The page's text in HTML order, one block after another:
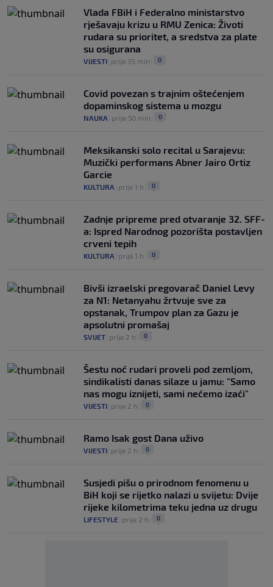
Juventusa već oduševljene: "Može biti
okosnica tima"
NOGOMET 0
Vlada FBiH i Federalno ministarstvo
rješavaju krizu u RMU Zenica: Životi
rudara su prioritet, a sredstva za plate
su osigurana
VIJESTI prije 35 min 0
Covid povezan s trajnim oštećenjem
dopaminskog sistema u mozgu
NAUKA prije 50 min 0
Meksikanski solo recital u Sarajevu:
Muzički performans Abner Jairo Ortiz
Garcie
KULTURA prije 1 h 0
Zadnje pripreme pred otvaranje 32. SFF-
a: Ispred Narodnog pozorišta postavljen
crveni tepih
KULTURA prije 1 h 0
Bivši izraelski pregovarač Daniel Levy
za N1: Netanyahu žrtvuje sve za
opstanak, Trumpov plan za Gazu je
apsolutni promašaj
SVIJET prije 2 h 0
Šestu noć rudari proveli pod zemljom,
sindikalisti danas silaze u jamu: "Samo
nas mogu iznijeti, sami nećemo izaći"
VIJESTI prije 2 h 0
Ramo Isak gost Dana uživo
VIJESTI prije 2 h 0
Susjedi pišu o prirodnom fenomenu u
BiH koji se rijetko nalazi u svijetu: Dvije
rijeke kilometrima teku jedna uz drugu
LIFESTYLE prije 2 h 0